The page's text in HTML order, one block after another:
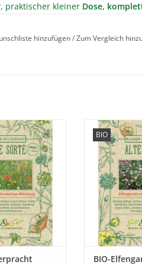
, praktischer kleiner Dose,
hinzufügen/Zum Vergleich
unsere
Mischung
historischen
die fast in
geraten sind!
HINZUFÜGEN
BIO
Erleben Sie
Mischung
historischen
fast in
ZUM
BIO-